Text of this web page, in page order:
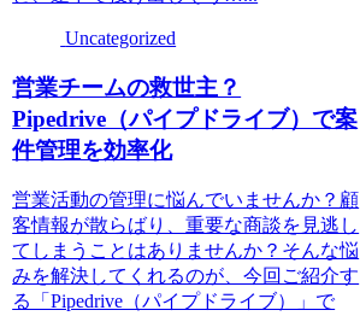
Uncategorized
営業チームの救世主？
Pipedrive（パイプドライブ）で案
件管理を効率化
営業活動の管理に悩んでいませんか？顧
客情報が散らばり、重要な商談を見逃し
てしまうことはありませんか？そんな悩
みを解決してくれるのが、今回ご紹介す
る「Pipedrive（パイプドライブ）」で